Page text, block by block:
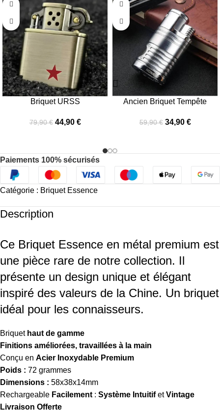
-44%
Briquet URSS
79,90€ 44,90 €
-42%
Ancien Briquet Tempête
59,90€ 34,90 €
Paiements 100% sécurisés
Catégorie : Briquet Essence
Description
Ce Briquet Essence en métal premium est
une pièce rare de notre collection. Il
présente un design unique et élégant
inspiré des valeurs de la Chine. Un briquet
idéal pour les connaisseurs.
Briquet haut de gamme
Finitions améliorées, travaillées à la main
Conçu en Acier Inoxydable Premium
Poids : 72 grammes
Dimensions : 58x38x14mm
Rechargeable Facilement : Système IntuitifetVintage
Livraison Offerte